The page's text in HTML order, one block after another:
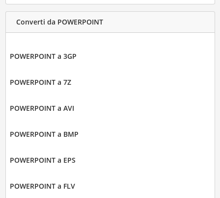
Converti da POWERPOINT
POWERPOINT a 3GP
POWERPOINT a 7Z
POWERPOINT a AVI
POWERPOINT a BMP
POWERPOINT a EPS
POWERPOINT a FLV